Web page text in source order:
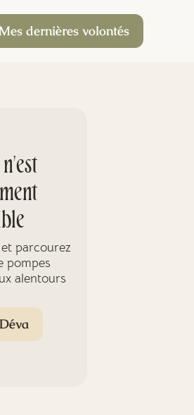
Mes dernières volontés
parcourez
pompes
alentours